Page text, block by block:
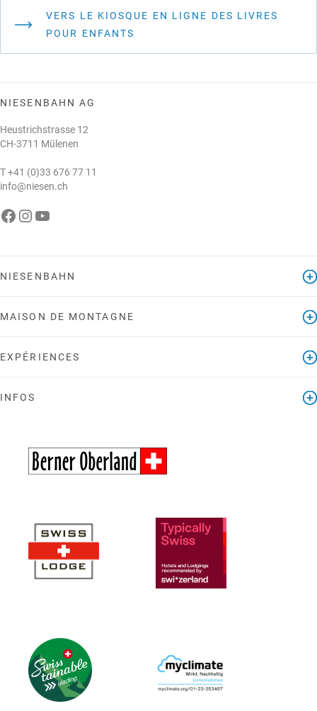
VERS LE KIOSQUE EN LIGNE DES LIVRES
POUR ENFANTS
NIESENBAHN AG
Heustrichstrasse 12
CH-3711 Mülenen
T+41 (0)33 676 77 11
info@niesen.ch
Die Niesenbahn auf Facebook Die Niesenbahn auf Instagram Die Niesenbahn auf YouTube
NIESENBAHN
MAISON DE MONTAGNE
EXPÉRIENCES
INFOS